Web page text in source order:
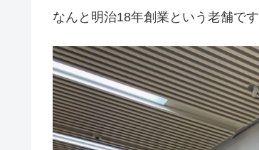
なんと明治18年創業という老舗です